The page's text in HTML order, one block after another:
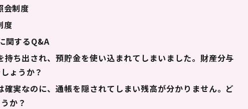
会制度
度
関するQ&A
持ち出され、預貯金を使い込まれてしまいました。財産分与
ょうか？
確実なのに、通帳を隠されてしまい残高が分かりません。ど
か？